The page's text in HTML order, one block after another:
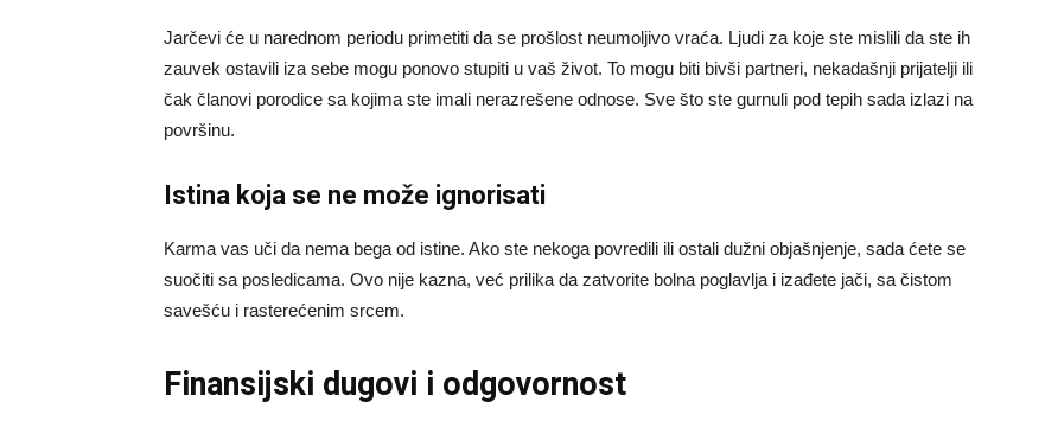
Jarčevi će u narednom periodu primetiti da se prošlost neumoljivo vraća. Ljudi za koje ste mislili da ste ih
zauvek ostavili iza sebe mogu ponovo stupiti u vaš život. To mogu biti bivši partneri, nekadašnji prijatelji ili
čak članovi porodice sa kojima ste imali nerazrešene odnose. Sve što ste gurnuli pod tepih sada izlazi na
površinu.
Istina koja se ne može ignorisati
Karma vas uči da nema bega od istine. Ako ste nekoga povredili ili ostali dužni objašnjenje, sada ćete se
suočiti sa posledicama. Ovo nije kazna, već prilika da zatvorite bolna poglavlja i izađete jači, sa čistom
savešću i rasterećenim srcem.
Finansijski dugovi i odgovornost